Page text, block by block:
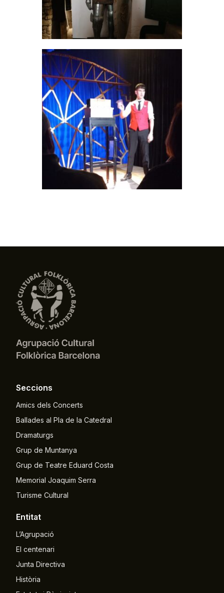
Seccions
Amics dels Concerts
Ballades al Pla de la Catedral
Dramaturgs
Grup de Muntanya
Grup de Teatre Eduard Costa
Memorial Joaquim Serra
Turisme Cultural
Entitat
L’Agrupació
El centenari
Junta Directiva
Història